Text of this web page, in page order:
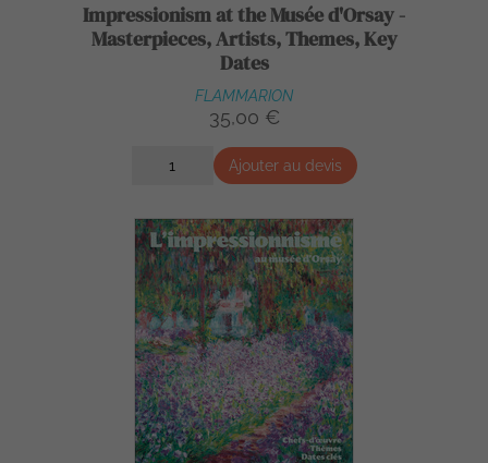
Impressionism at the Musée d'Orsay -
Masterpieces, Artists, Themes, Key
Dates
FLAMMARION
35,00 €
Ajouter au devis